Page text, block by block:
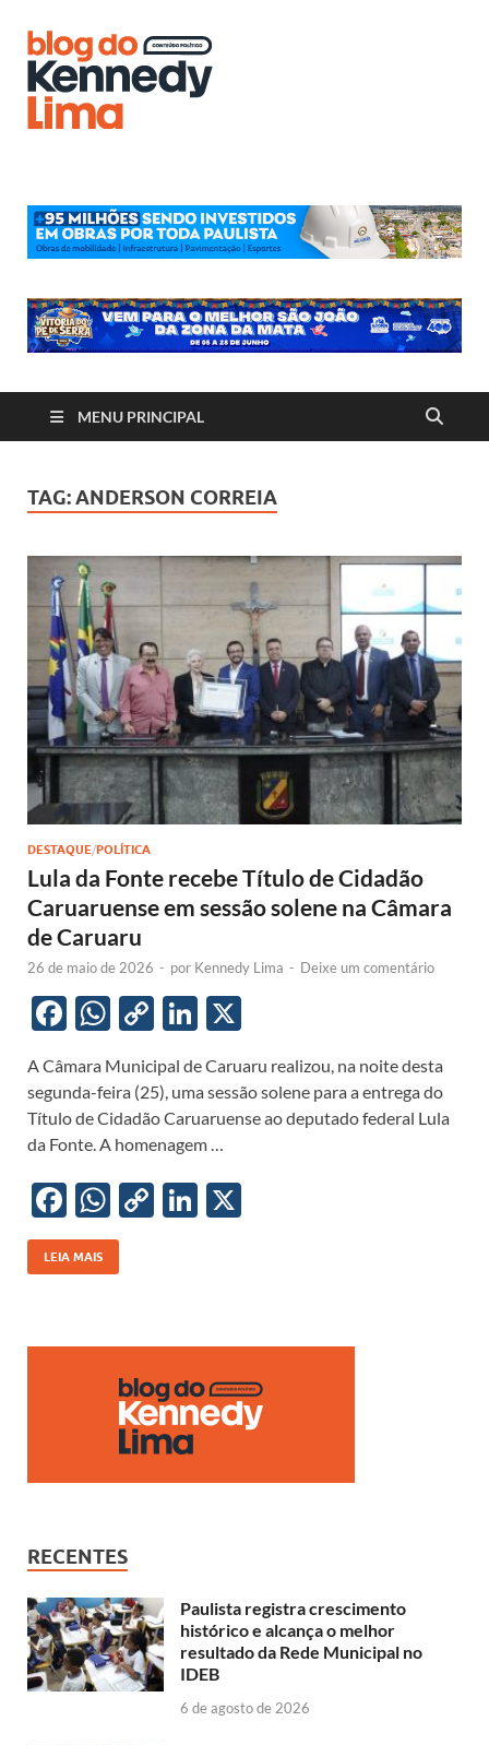
MENU PRINCIPAL
TAG:ANDERSON CORREIA
DESTAQUE/POLÍTICA
Lula da Fonte recebe Título de Cidadão
Caruaruense em sessão solene na Câmara
de Caruaru
26 de maio de 2026 - por Kennedy Lima - Deixe um comentário
F
e
b
o
o
k
W
at
s
A
p
p
C
p
y
Li
n
k
Li
k
e
dI
n
A Câmara Municipal de Caruaru realizou, na noite desta
segunda-feira (25), uma sessão solene para a entrega do
Título de Cidadão Caruaruense ao deputado federal Lula
da Fonte. A homenagem …
F
ac
e
o
W
h
at
A
p
p
C
Li
n
k
Li
dI
n
LEIA MAIS
RECENTES
Paulista registra crescimento
histórico e alcança o melhor
resultado da Rede Municipal no
IDEB
6 de agosto de 2026